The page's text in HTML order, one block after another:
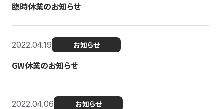
臨時休業のお知らせ
2022.04.19 お知らせ
GW休業のお知らせ
2022.04.06 お知らせ